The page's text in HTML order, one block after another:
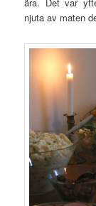
njuta av maten